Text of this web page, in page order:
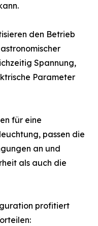
den Betrieb
Spannung,
Parameter
für eine
passen die
an und
als auch die
profitiert